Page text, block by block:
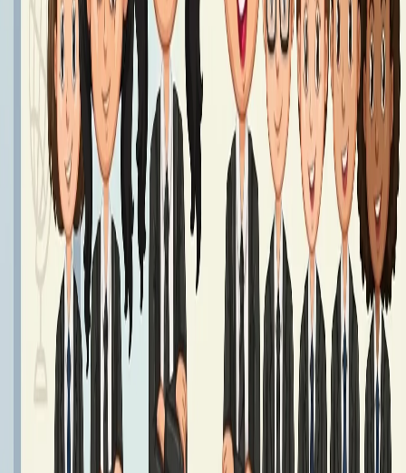
Podręczniki klasa 7 - Rok Szkolny 2026/2027
Podręczniki klasy 7
Czytaj dalej